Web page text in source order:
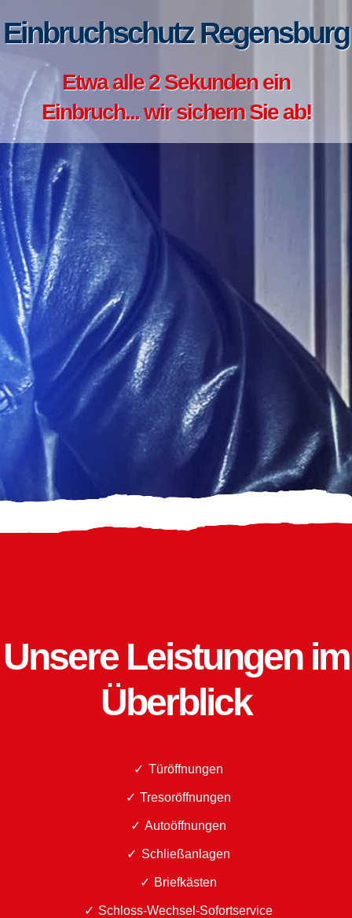
Einbruchschutz Regensburg
Etwa alle 2 Sekunden ein
Einbruch... wir sichern Sie ab!
Unsere Leistungen im
Überblick
Türöffnungen
Tresoröffnungen
Autoöffnungen
Schließanlagen
Briefkästen
Schloss-Wechsel-Sofortservice